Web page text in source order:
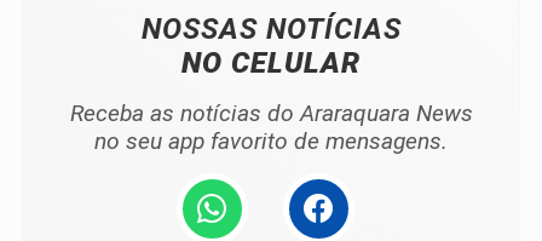
NOSSAS NOTÍCIAS
NO CELULAR
Receba as notícias do Araraquara News
no seu app favorito de mensagens.